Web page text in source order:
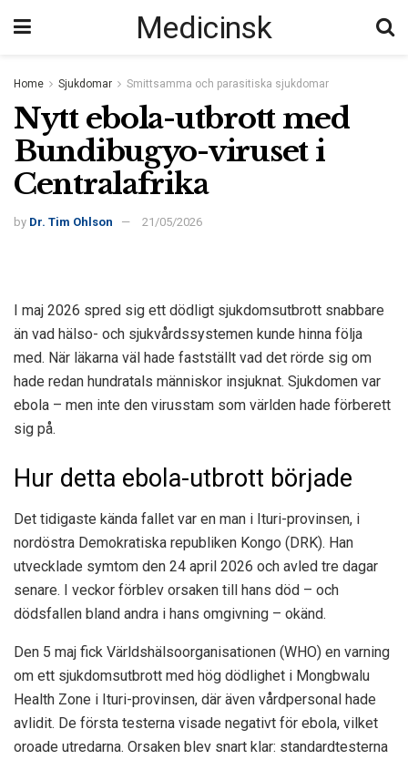
Medicinsk
Home Sjukdomar Smittsamma och parasitiska sjukdomar
Nytt ebola-utbrott med
Bundibugyo-viruset i
Centralafrika
by Dr. Tim Ohlson 21/05/2026
I maj 2026 spred sig ett dödligt sjukdomsutbrott snabbare
än vad hälso- och sjukvårdssystemen kunde hinna följa
med. När läkarna väl hade fastställt vad det rörde sig om
hade redan hundratals människor insjuknat. Sjukdomen var
ebola – men inte den virusstam som världen hade förberett
sig på.
Hur detta ebola-utbrott började
Det tidigaste kända fallet var en man i Ituri-provinsen, i
nordöstra Demokratiska republiken Kongo (DRK). Han
utvecklade symtom den 24 april 2026 och avled tre dagar
senare. I veckor förblev orsaken till hans död – och
dödsfallen bland andra i hans omgivning – okänd.
Den 5 maj fick Världshälsoorganisationen (WHO) en varning
om ett sjukdomsutbrott med hög dödlighet i Mongbwalu
Health Zone i Ituri-provinsen, där även vårdpersonal hade
avlidit. De första testerna visade negativt för ebola, vilket
oroade utredarna. Orsaken blev snart klar: standardtesterna